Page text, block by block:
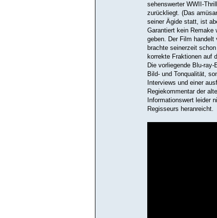
sehenswerter WWII-
zurückliegt. (Das
seiner Ägide statt, ist
Garantiert kein Remake
geben. Der Film handelt
brachte seinerzeit
korrekte Fraktionen auf
Die vorliegende Blu-
Bild- und Tonqualität,
Interviews und einer
Regiekommentar der
Informationswert leider
Regisseurs heranreicht.